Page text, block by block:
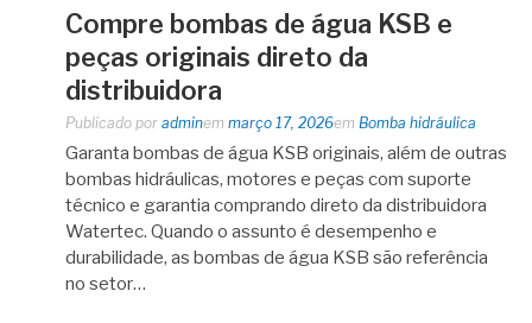
Compre bombas de água KSB e
peças originais direto da
distribuidora
Publicado por adminem março 17, 2026em Bomba hidráulica
Garanta bombas de água KSB originais, além de outras
bombas hidráulicas, motores e peças com suporte
técnico e garantia comprando direto da distribuidora
Watertec. Quando o assunto é desempenho e
durabilidade, as bombas de água KSB são referência
no setor…